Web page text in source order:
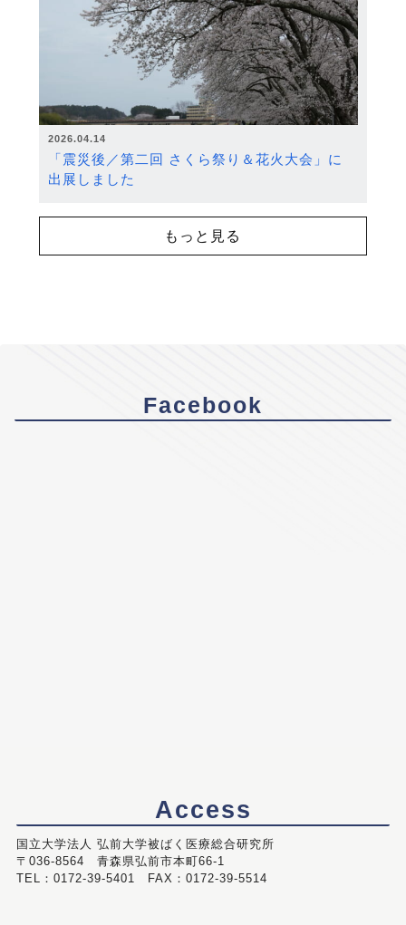
2026.04.14
「震災後／第二回 さくら祭り＆花火大会」に
出展しました
もっと見る
Facebook
Access
国立大学法人 弘前大学被ばく医療総合研究所
〒036-8564 青森県弘前市本町66-1
TEL：0172-39-5401 FAX：0172-39-5514